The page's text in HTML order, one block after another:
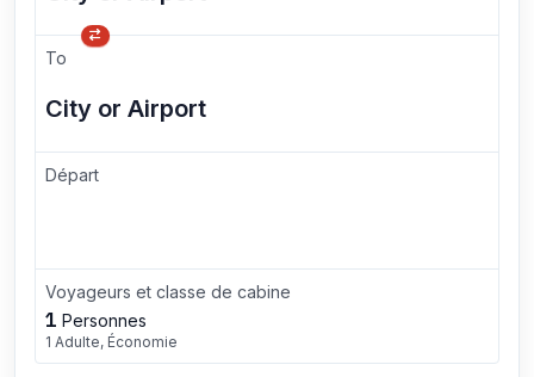
To
Départ
Voyageurs et classe de cabine
1 Personnes
1 Adulte, Économie